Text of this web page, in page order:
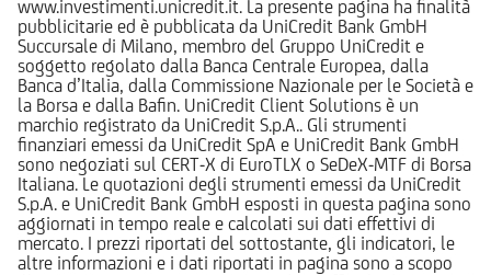
www.investimenti.unicredit.it. La presente pagina ha finalità
pubblicitarie ed è pubblicata da UniCredit Bank GmbH
Succursale di Milano, membro del Gruppo UniCredit e
soggetto regolato dalla Banca Centrale Europea, dalla
Banca d’Italia, dalla Commissione Nazionale per le Società e
la Borsa e dalla Bafin. UniCredit Client Solutions è un
marchio registrato da UniCredit S.p.A.. Gli strumenti
finanziari emessi da UniCredit SpA e UniCredit Bank GmbH
sono negoziati sul CERT-X di EuroTLX o SeDeX-MTF di Borsa
Italiana. Le quotazioni degli strumenti emessi da UniCredit
S.p.A. e UniCredit Bank GmbH esposti in questa pagina sono
aggiornati in tempo reale e calcolati sui dati effettivi di
mercato. I prezzi riportati del sottostante, gli indicatori, le
altre informazioni e i dati riportati in pagina sono a scopo